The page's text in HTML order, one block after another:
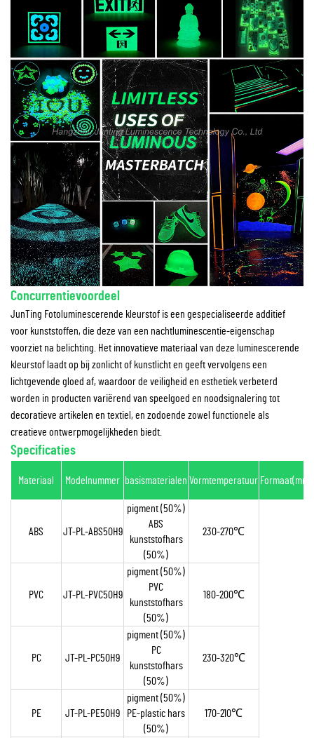
Concurrentievoordeel
JunTing Fotoluminescerende kleurstof is een gespecialiseerde additief
voor kunststoffen, die deze van een nachtluminescentie-eigenschap
voorziet na belichting. Het innovatieve materiaal van deze luminescerende
kleurstof laadt op bij zonlicht of kunstlicht en geeft vervolgens een
lichtgevende gloed af, waardoor de veiligheid en esthetiek verbeterd
worden in producten variërend van speelgoed en noodsignalering tot
decoratieve artikelen en textiel, en zodoende zowel functionele als
creatieve ontwerpmogelijkheden biedt.
Specificaties
Materiaal Modelnummer basismaterialen Vormtemperatuur Formaat(mm)
ABS JT-PL-ABS50H9
pigment (50%)
ABS
kunststofhars
(50%)
230-270℃
PVC JT-PL-PVC50H9
pigment (50%)
PVC
kunststofhars
(50%)
180-200℃
PC JT-PL-PC50H9
pigment (50%)
PC
kunststofhars
(50%)
230-320℃
PE JT-PL-PE50H9
pigment (50%)
PE-plastic hars
(50%)
170-210℃